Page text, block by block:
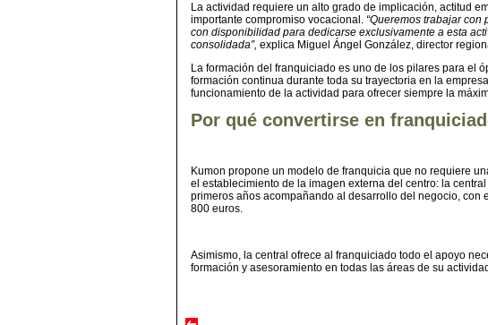
La actividad requiere un alto grado de implicación, actitud
importante compromiso vocacional. “Queremos trabajar
con disponibilidad para dedicarse exclusivamente a esta
consolidada”, explica Miguel Ángel González, director
La formación del franquiciado es uno de los pilares para el
formación continua durante toda su trayectoria en la
funcionamiento de la actividad para ofrecer siempre la
Por qué convertirse en
Kumon propone un modelo de franquicia que no requiere
el establecimiento de la imagen externa del centro: la
primeros años acompañando al desarrollo del negocio,
800 euros.
Asimismo, la central ofrece al franquiciado todo el apoyo
formación y asesoramiento en todas las áreas de su